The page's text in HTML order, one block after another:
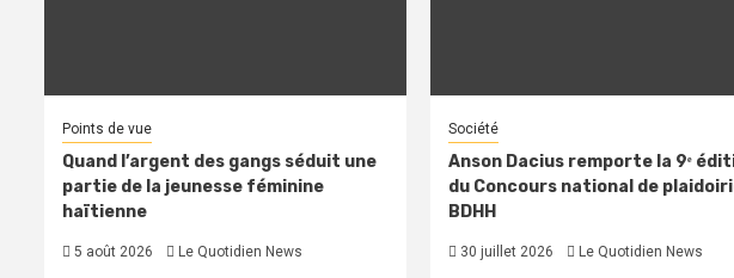
Points de vue
Quand l’argent des gangs séduit une
partie de la jeunesse féminine
haïtienne
5 août 2026 Le Quotidien News
Société
Anson Dacius remporte la 9ᵉ
du Concours national de
BDHH
30 juillet 2026 Le Quotidien News